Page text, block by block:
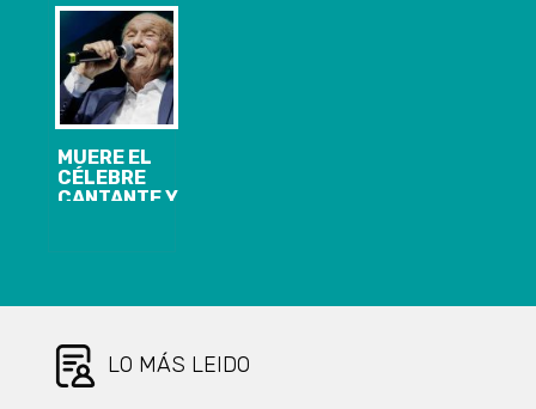
SERVICIOS
DEL SISTEMA
DE
TRANSPORTE
REGULADO
DEL GRAN
CONCEPCIÓN
MUERE EL
CÉLEBRE
CANTANTE Y
LO MÁS LEIDO